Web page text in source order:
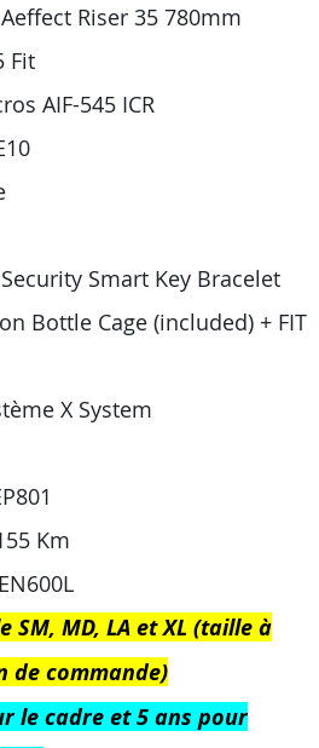
Riser 35 780mm
Fit
AIF-545 ICR
Smart Key Bracelet
Bottle Cage (included) + FIT
X System
Km
SM, MD, LA et XL (taille à
de commande)
le cadre et 5 ans pour